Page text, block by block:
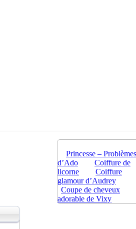
Princesse – Problèmes
d’Ado
Coiffure de
licorne
Coiffure
glamour d’Audrey
Coupe de cheveux
adorable de Vixy